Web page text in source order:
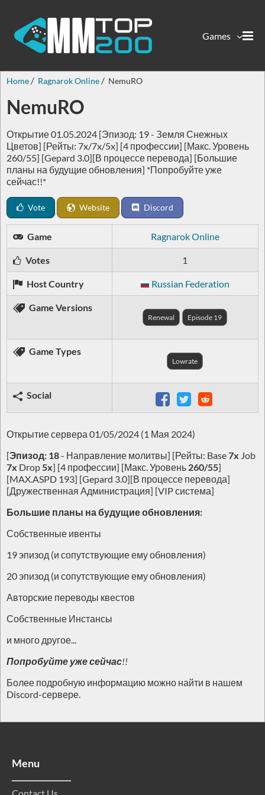
Games
Home Ragnarok Online NemuRO
NemuRO
Открытие 01.05.2024 [Эпизод: 19 - Земля Снежных
Цветов] [Рейты: 7x/7x/5x] [4 профессии] [Макс. Уровень
260/55] [Gepard 3.0][В процессе перевода] [Большие
планы на будущие обновления] *Попробуйте уже
сейчас!!*
Vote Website Discord
Game Ragnarok Online
Votes 1
Host Country Russian Federation
Game Versions
Renewal Episode 19
Game Types
Lowrate
Social
Открытие сервера 01/05/2024 (1 Мая 2024)
[Эпизод: 18- Направление молитвы] [Рейты: Base7x Job
7x Drop5x] [4 профессии] [Макс. Уровень 260/55]
[MAX.ASPD 193] [Gepard 3.0][В процессе перевода]
[Дружественная Администрация] [VIP система]
Большие планы на будущие обновления:
Собственные ивенты
19 эпизод (и сопутствующие ему обновления)
20 эпизод (и сопутствующие ему обновления)
Авторские переводы квестов
Собственные Инстансы
и много другое...
Попробуйте уже сейчас!!
Более подробную информацию можно найти в нашем
Discord-сервере.
Menu